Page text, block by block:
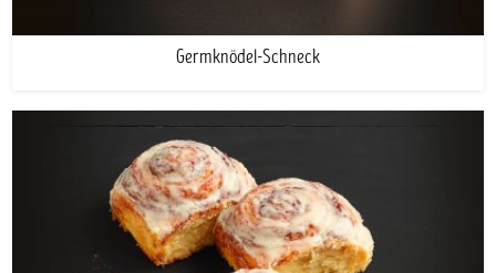
Germknödel-Schneck